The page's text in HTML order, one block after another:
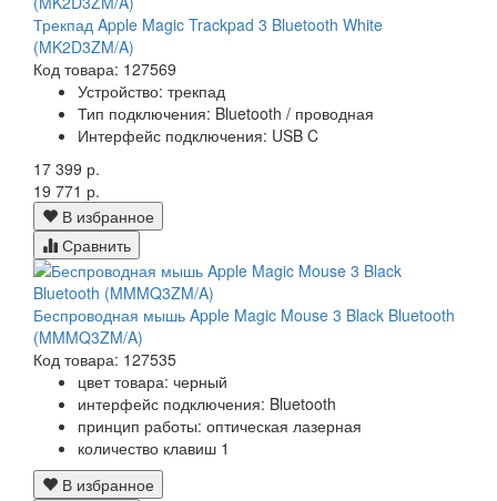
Трекпад Apple Magic Trackpad 3 Bluetooth White
(MK2D3ZM/A)
Код товара: 127569
Устройство: трекпад
Тип подключения: Bluetooth / проводная
Интерфейс подключения: USB C
17 399 р.
19 771 р.
В избранное
Сравнить
Беспроводная мышь Apple Magic Mouse 3 Black Bluetooth
(MMMQ3ZM/A)
Код товара: 127535
цвет товара: черный
интерфейс подключения: Bluetooth
принцип работы: оптическая лазерная
количество клавиш 1
В избранное